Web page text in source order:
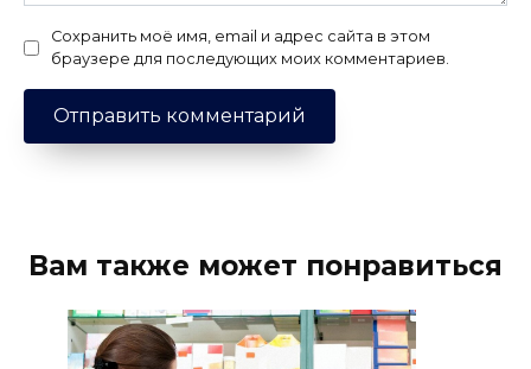
Сохранить моё имя, email и адрес сайта в этом
браузере для последующих моих комментариев.
Вам также может понравиться